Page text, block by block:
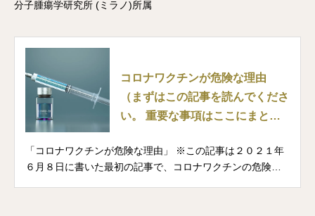
分子腫瘍学研究所 (ミラノ)所属
コロナワクチンが危険な理由
（まずはこの記事を読んでくださ
い。 重要な事項はここにまとめ
ひろし)
「コロナワクチンが危険な理由」 ※この記事は２０２１年
６月８日に書いた最初の記事で、コロナワクチンの危険性